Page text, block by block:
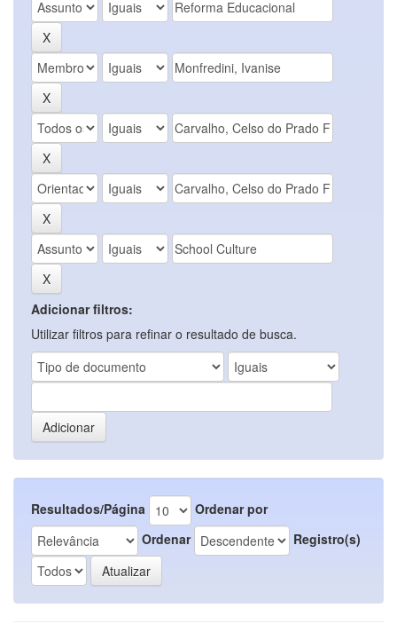
Adicionar filtros:
Utilizar filtros para refinar o resultado de busca.
Resultados/Página
Ordenar por
Ordenar
Registro(s)